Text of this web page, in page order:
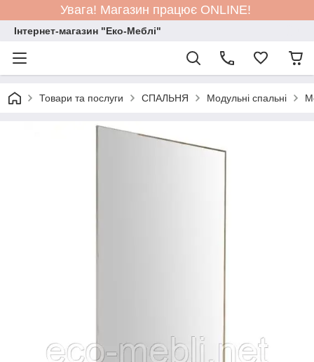
Увага! Магазин працює ONLINE!
Інтернет-магазин "Еко-Меблі"
Товари та послуги СПАЛЬНЯ Модульні спальні